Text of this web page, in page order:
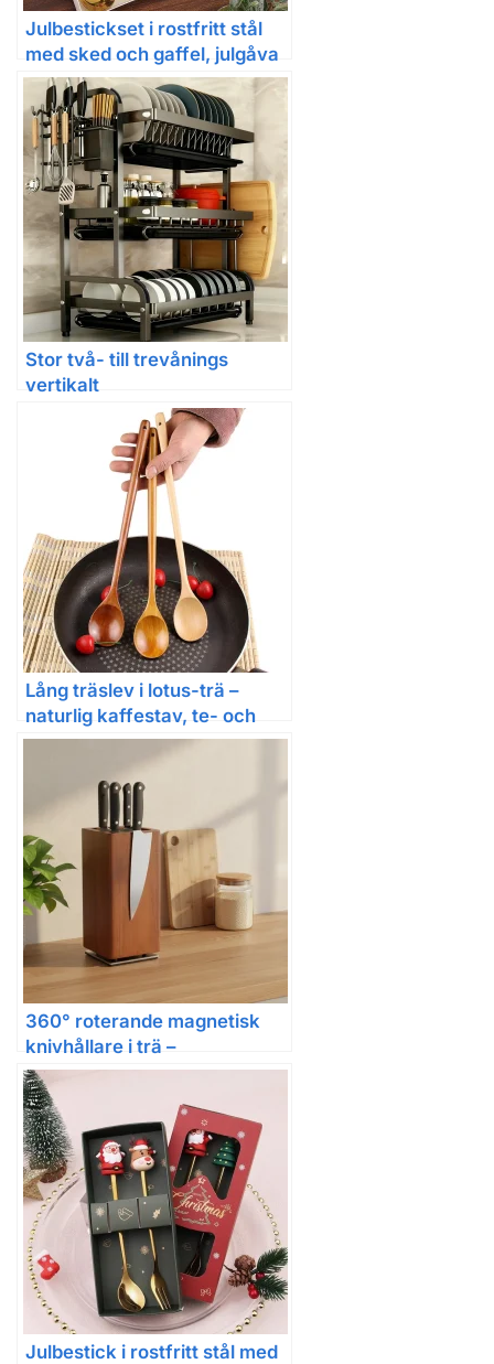
Julbestickset i rostfritt stål
med sked och gaffel, julgåva
Stor två- till trevånings
vertikalt
diskställ/bestickhållare,
köksförvaringsställ med
snabb avrinning, kniv- och
gaffelhållare samt
skärbrädesförvaring – tungt
multifunktionellt
metallförvaringsställ för
tallrikar, skålar och
köksredskap
Lång träslev i lotus-trä –
naturlig kaffestav, te- och
dessertsked med rund skål
för soppa och kök
360° roterande magnetisk
knivhållare i trä –
högkvalitativ kniv- och
köksredskapshållare
Julbestick i rostfritt stål med